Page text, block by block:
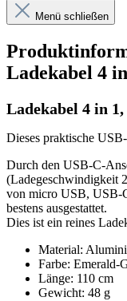
Menü schließen
Ladekabel 4
Ladekabel 4 in 1,
Dieses praktische
Durch den USB-C-
(Ladegeschwindigkeit
von micro USB, USB-
bestens ausgestattet.
Dies ist ein reines
Material:
Farbe: Emerald-
Länge: 110 cm
Gewicht: 48 g